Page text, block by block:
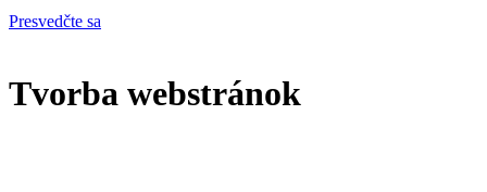
Presvedčte sa
Tvorba webstránok